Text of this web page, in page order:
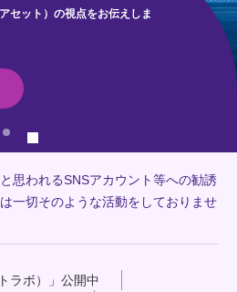
セットマネジメントの世界を
セット）の視点をお伝えしま
変えていくアモーヴァ・アセ
信プラットフォームです。
Pause
思われるSNSアカウント等への勧誘
一切そのような活動をしておりませ
ラボ）」公開中